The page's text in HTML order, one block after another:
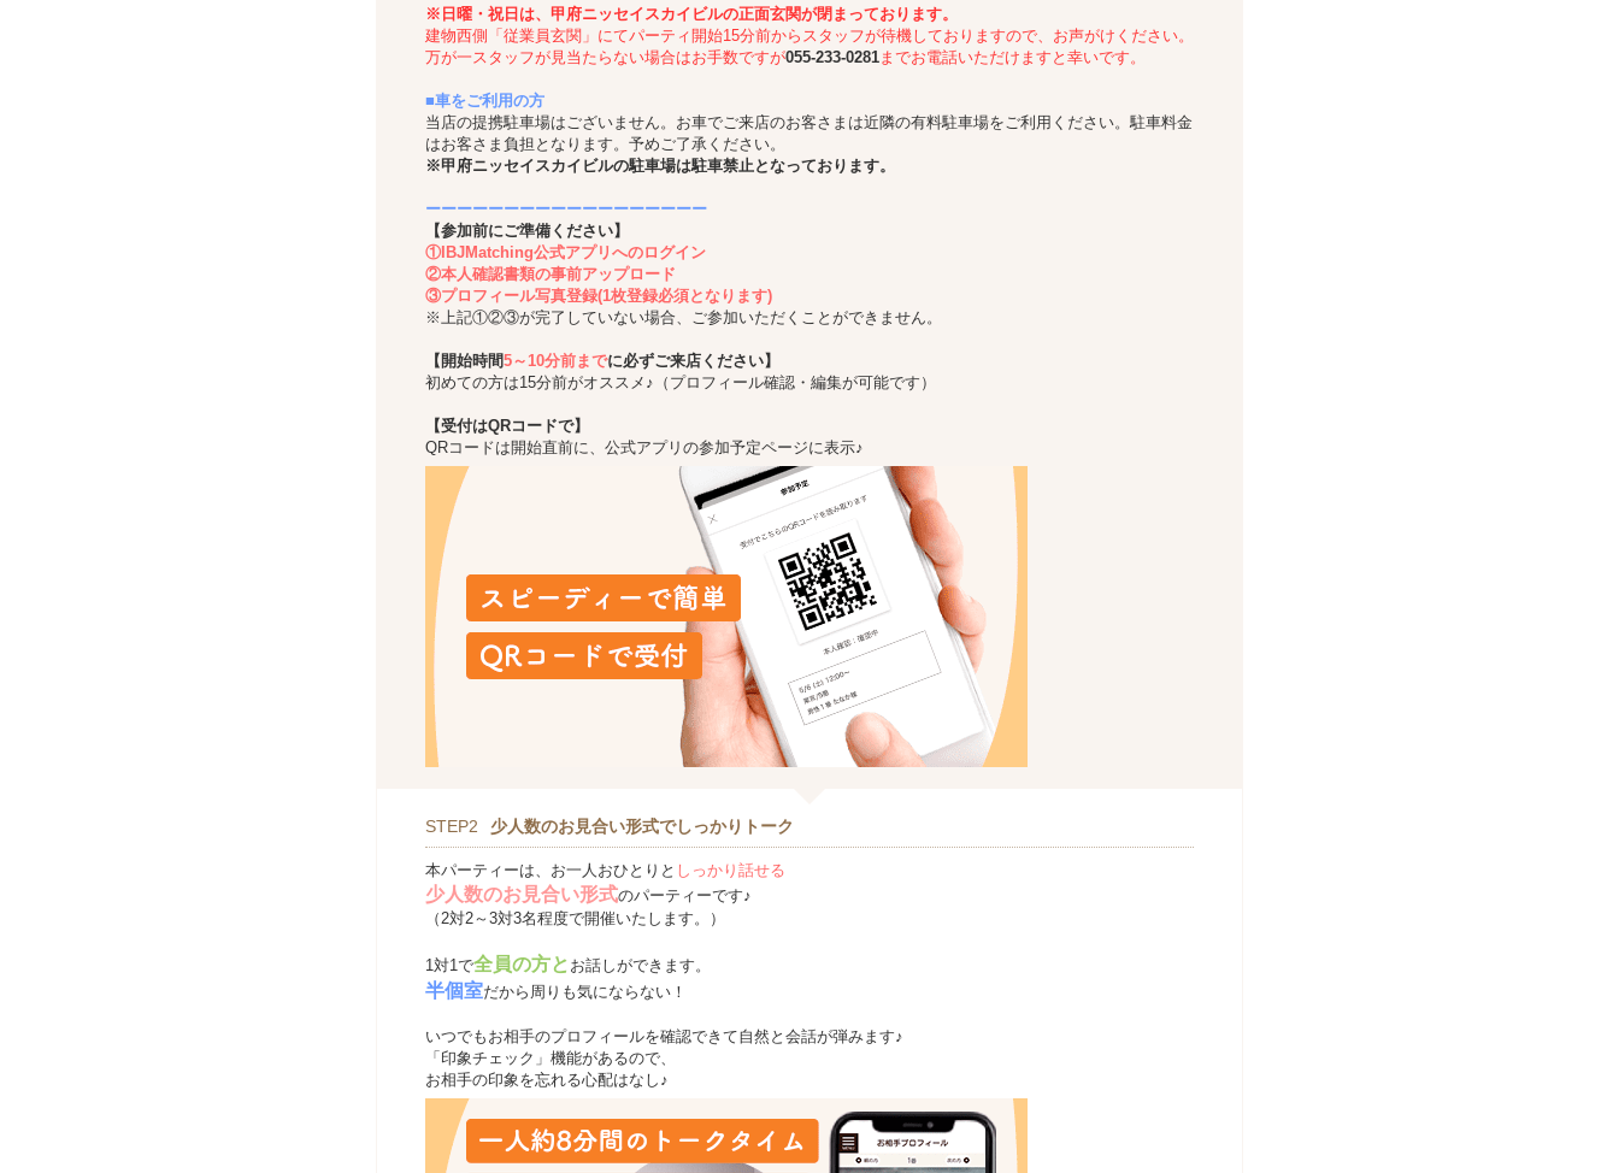
※日曜・祝日は、甲府ニッセイスカイビルの正面玄関が閉まっております。
建物西側「従業員玄関」にてパーティ開始15分前からスタッフが待機しておりますので、お声がけください。
万が一スタッフが見当たらない場合はお手数ですが055-233-0281までお電話いただけますと幸いです。
■車をご利用の方
当店の提携駐車場はございません。お車でご来店のお客さまは近隣の有料駐車場をご利用ください。駐車料金
はお客さま負担となります。予めご了承ください。
※甲府ニッセイスカイビルの駐車場は駐車禁止となっております。
ーーーーーーーーーーーーーーーーーー
【参加前にご準備ください】
①IBJMatching公式アプリへのログイン
②本人確認書類の事前アップロード
③プロフィール写真登録(1枚登録必須となります)
※上記①②③が完了していない場合、ご参加いただくことができません。
【開始時間5～10分前までに必ずご来店ください】
初めての方は15分前がオススメ♪（プロフィール確認・編集が可能です）
【受付はQRコードで】
QRコードは開始直前に、公式アプリの参加予定ページに表示♪
STEP2 少人数のお見合い形式でしっかりトーク
本パーティーは、お一人おひとりと しっかり話せる
少人数のお見合い形式のパーティーです♪
（2対2～3対3名程度で開催いたします。）
1対1で全員の方と お話しができます。
半個室だから周りも気にならない！
いつでもお相手のプロフィールを確認できて自然と会話が弾みます♪
「印象チェック」機能があるので、
お相手の印象を忘れる心配はなし♪